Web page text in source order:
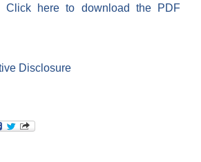
Click here to download the PDF
Disclosure